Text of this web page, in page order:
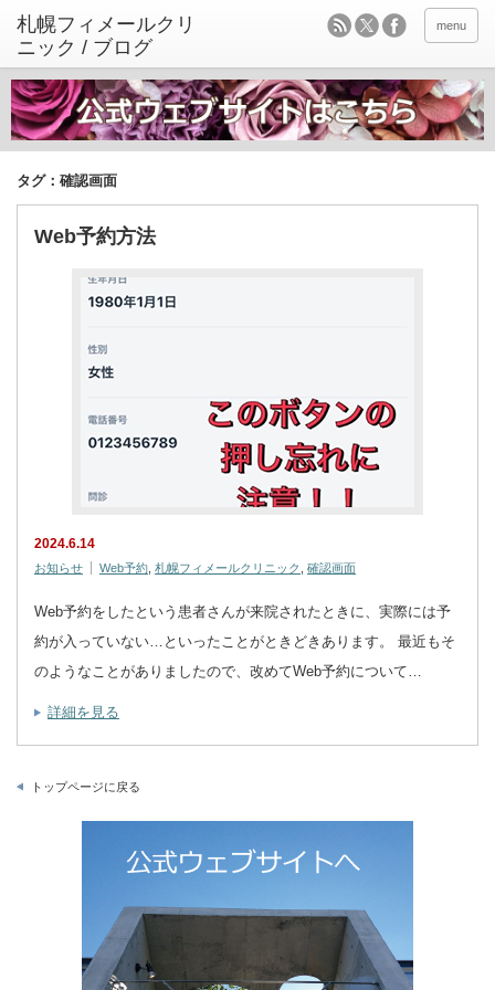
menu
タグ：確認画面
Web予約方法
2024.6.14
お知らせ Web予約 札幌フィメールクリニック 確認画面
Web予約をしたという患者さんが来院されたときに、実際には予
約が入っていない…といったことがときどきあります。 最近もそ
のようなことがありましたので、改めてWeb予約について…
詳細を見る
トップページに戻る